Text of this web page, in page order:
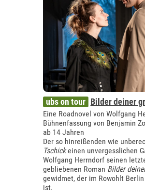
ubs on tour Bilder deiner
Eine Roadnovel von Wolfgang
Bühnenfassung von Benjamin
ab 14 Jahren
Der so hinreißenden wie
Tschickeinen unvergesslichen
Wolfgang Herrndorf seinen
gebliebenen Roman Bilder
gewidmet, der im Rowohlt
ist.